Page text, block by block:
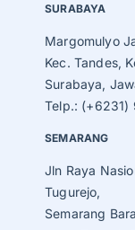
SURABAYA
Margomulyo
Kec. Tandes,
Surabaya,
Telp.: (+6231)
SEMARANG
Jln Raya
Tugurejo,
Semarang